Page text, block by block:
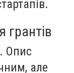
Опис
але